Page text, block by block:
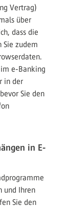
Vertrag)
über
dass die
Sie zudem
im e-Banking
in der
Sie den
in E-
und Ihren
Sie den